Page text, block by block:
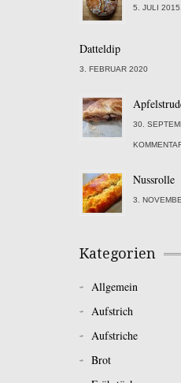
5. JULI
Datteldip
3. FEBRUAR 2020
30.
Nussrolle
3.
Kategorien
Allgemein
Aufstrich
Aufstriche
Brot